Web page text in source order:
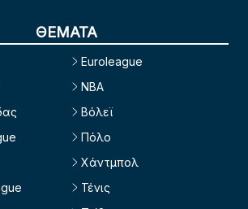
ΘΕΜΑΤΑ
Euroleague
NBA
Βόλεϊ
Πόλο
Χάντμπολ
Τένις